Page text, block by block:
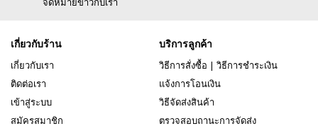
เกี่ยวกับร้าน
เกี่ยวกับเรา
ติดต่อเรา
เข้าสู่ระบบ
สมัครสมาชิก
บริการลูกค้า
วิธีการสั่งซื้อ | วิธีการชำระเงิน
แจ้งการโอนเงิน
วิธีจัดส่งสินค้า
ตรวจสอบถานะการจัดส่ง